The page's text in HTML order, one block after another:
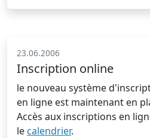
23.06.2006
Inscription online
le nouveau système
en ligne est maintenant en
Accès aux inscriptions en
lecalendrier.